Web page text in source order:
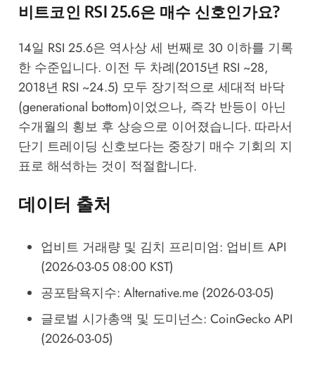
비트코인 RSI 25.6은 매수 신호인가요?
14일 RSI 25.6은 역사상 세 번째로 30 이하를 기록
한 수준입니다. 이전 두 차례(2015년 RSI ~28,
2018년 RSI ~24.5) 모두 장기적으로 세대적 바닥
(generational bottom)이었으나, 즉각 반등이 아닌
수개월의 횡보 후 상승으로 이어졌습니다. 따라서
단기 트레이딩 신호보다는 중장기 매수 기회의 지
표로 해석하는 것이 적절합니다.
데이터 출처
업비트 거래량 및 김치 프리미엄: 업비트 API
(2026-03-05 08:00 KST)
공포탐욕지수: Alternative.me(2026-03-05)
글로벌 시가총액 및 도미넌스: CoinGecko API
(2026-03-05)